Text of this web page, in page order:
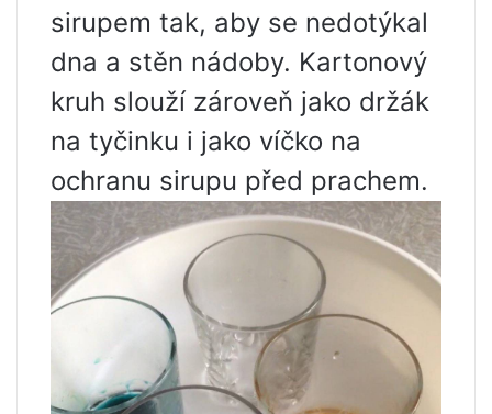
sirupem tak, aby se nedotýkal
dna a stěn nádoby. Kartonový
kruh slouží zároveň jako držák
na tyčinku i jako víčko na
ochranu sirupu před prachem.